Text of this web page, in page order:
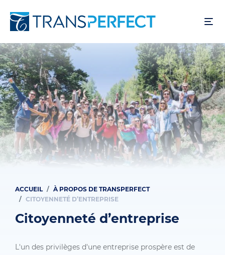
au
principal
Fil
ACCUEIL
À PROPOS DE TRANSPERFECT
CITOYENNETÉ D’ENTREPRISE
Citoyenneté d’entreprise
L'un des privilèges d'une entreprise prospère est de